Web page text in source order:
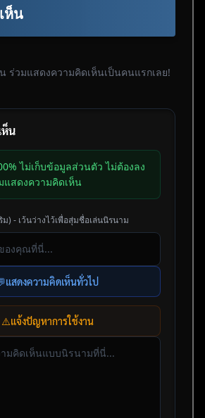
ห็น
ร่วมแสดงความคิดเห็นเป็นคนแรกเลย!
ห็น
ไม่เก็บข้อมูลส่วนตัว ไม่ต้องลง
แสดงความคิดเห็น
ม) - เว้นว่างไว้เพื่อสุ่มชื่อเล่นนิรนาม
แสดงความคิดเห็นทั่วไป
⚠️แจ้งปัญหาการใช้งาน